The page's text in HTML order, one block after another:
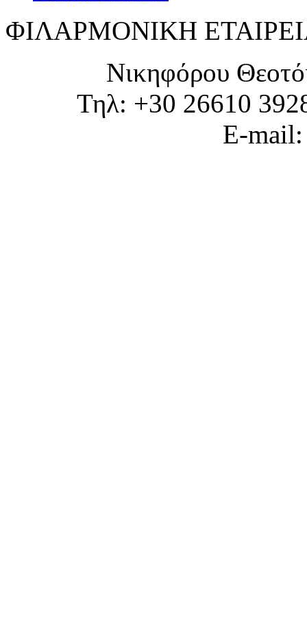
ΦΙΛΑΡΜΟΝΙΚΗ
Νικηφόρου
Τηλ: +30 26610
E-